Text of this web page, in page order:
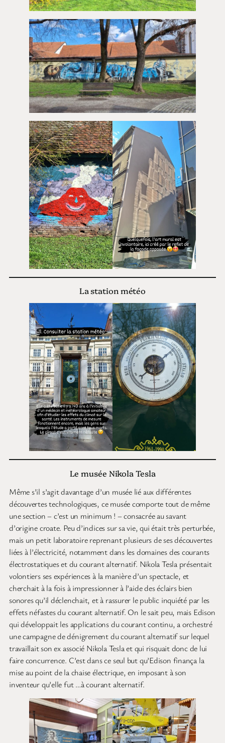
La station météo
Le musée Nikola Tesla
Même s’il s’agit davantage d’un musée lié aux différentes
découvertes technologiques, ce musée comporte tout de même
une section – c’est un minimum ! – consacrée au savant
d’origine croate. Peu d’indices sur sa vie, qui était très perturbée,
mais un petit laboratoire reprenant plusieurs de ses découvertes
liées à l’électricité, notamment dans les domaines des courants
électrostatiques et du courant alternatif. Nikola Tesla présentait
volontiers ses expériences à la manière d’un spectacle, et
cherchait à la fois à impressionner à l’aide des éclairs bien
sonores qu’il déclenchait, et à rassurer le public inquiété par les
effets néfastes du courant alternatif. On le sait peu, mais Edison
qui développait les applications du courant continu, a orchestré
une campagne de dénigrement du courant alternatif sur lequel
travaillait son ex associé Nikola Tesla et qui risquait donc de lui
faire concurrence. C’est dans ce seul but qu’Edison finança la
mise au point de la chaise électrique, en imposant à son
inventeur qu’elle fut …à courant alternatif.